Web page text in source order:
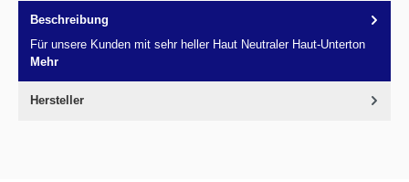
Beschreibung
Für unsere Kunden mit sehr heller Haut Neutraler Haut-Unterton
Mehr
Hersteller